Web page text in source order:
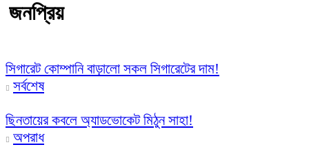
জনপ্রিয়
সিগারেট কোম্পানি বাড়ালো সকল সিগারেটের দাম!
সর্বশেষ
ছিনতায়ের কবলে অ্যাডভোকেট মিঠুন সাহা!
অপরাধ